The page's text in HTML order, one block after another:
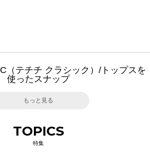
（テチチ クラシック）/トップスを
使ったスナップ
もっと見る
TOPICS
特集